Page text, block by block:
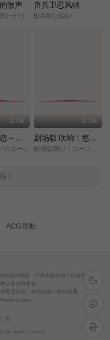
歌声
かせて/
兽兵卫忍风帖
獣兵衛忍風帖/
全1集
世界第一初恋～求婚篇～
全1集
剧场版 吹响！悠风号～想要传达的旋律～
ACG导航
深色模
留言反
APP下
任何视频，不承担任何由于内容的合
议和法律责任。
联系邮箱，本站将第一时间处理。
All rights reservd.